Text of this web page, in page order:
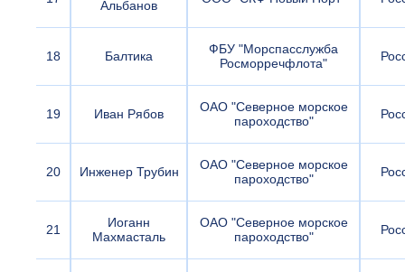
Альбанов
18 Балтика
ФБУ "Морспасслужба
Росморречфлота"
19 Иван Рябов
ОАО "Северное морское
пароходство"
20 Инженер Трубин
ОАО "Северное морское
пароходство"
21
Иоганн
Махмасталь
ОАО "Северное морское
пароходство"